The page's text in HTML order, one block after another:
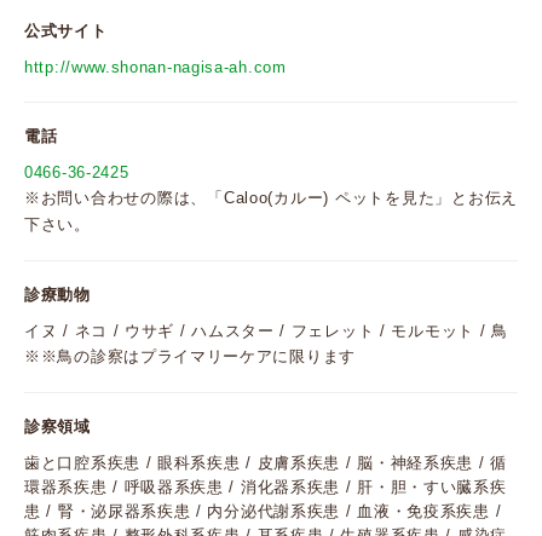
公式サイト
http://www.shonan-nagisa-ah.com
電話
0466-36-2425
※お問い合わせの際は、「Caloo(カルー) ペットを見た」とお伝え
下さい。
診療動物
イヌ / ネコ / ウサギ / ハムスター / フェレット / モルモット / 鳥
※※鳥の診察はプライマリーケアに限ります
診察領域
歯と口腔系疾患 / 眼科系疾患 / 皮膚系疾患 / 脳・神経系疾患 / 循
環器系疾患 / 呼吸器系疾患 / 消化器系疾患 / 肝・胆・すい臓系疾
患 / 腎・泌尿器系疾患 / 内分泌代謝系疾患 / 血液・免疫系疾患 /